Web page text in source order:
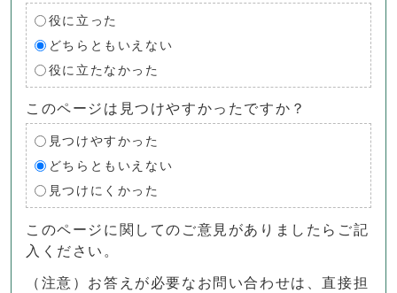
役に立った
どちらともいえない
役に立たなかった
このページは見つけやすかったですか？
見つけやすかった
どちらともいえない
見つけにくかった
このページに関してのご意見がありましたらご記
入ください。
（注意）お答えが必要なお問い合わせは、直接担